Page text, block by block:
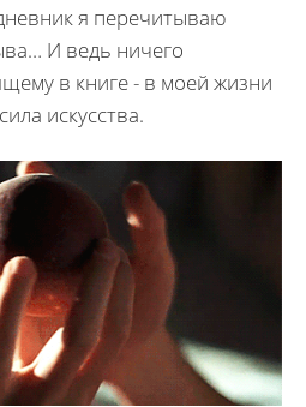
я перечитываю
И ведь ничего
в книге - в моей жизни
искусства.